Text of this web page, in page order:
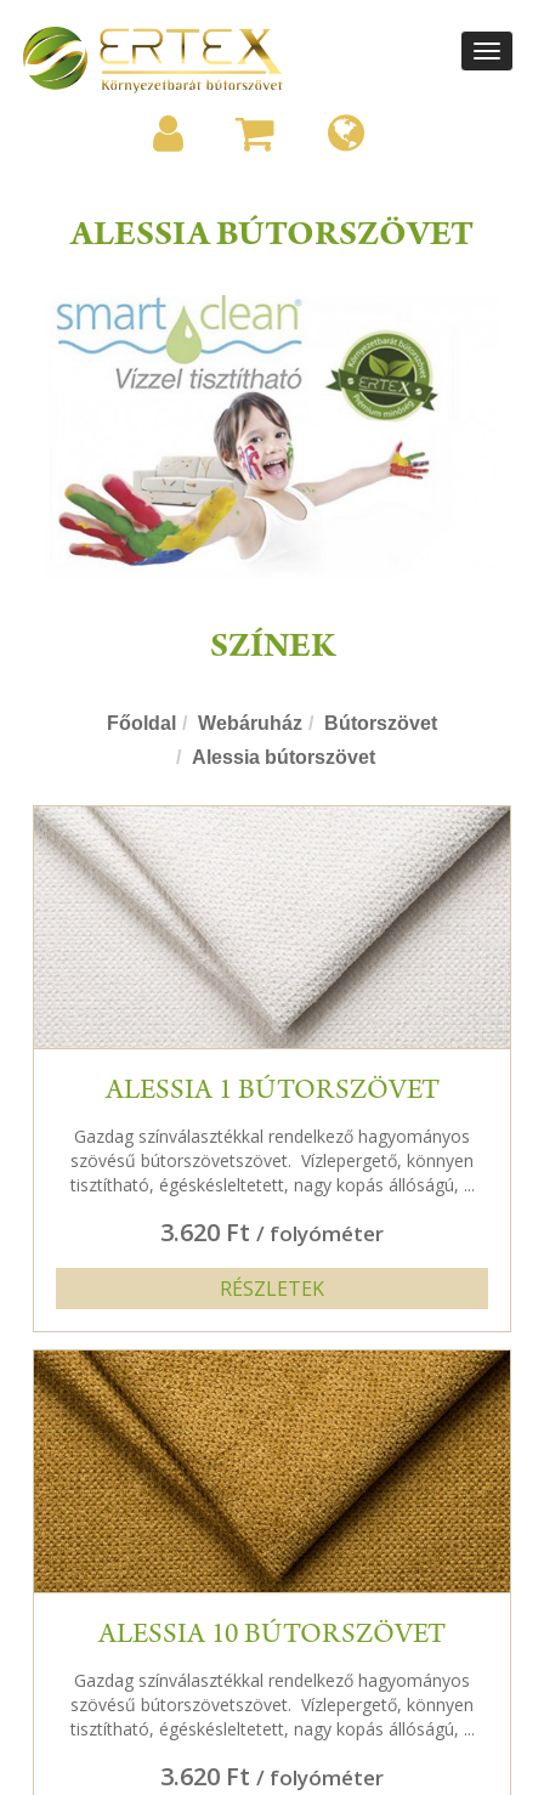
Toggle
ALESSIA BÚTORSZÖVET
SZÍNEK
Főoldal Webáruház
Bútorszövet
Alessia bútorszövet
ALESSIA 1 BÚTORSZÖVET
Gazdag színválasztékkal rendelkező hagyományos
szövésű bútorszövetszövet. Vízlepergető, könnyen
tisztítható, égéskésleltetett, nagy kopás állóságú, ...
3.620 Ft / folyóméter
RÉSZLETEK
ALESSIA 10 BÚTORSZÖVET
Gazdag színválasztékkal rendelkező hagyományos
szövésű bútorszövetszövet. Vízlepergető, könnyen
tisztítható, égéskésleltetett, nagy kopás állóságú, ...
3.620 Ft / folyóméter